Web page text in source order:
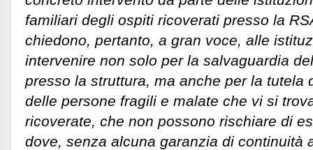
familiari degli ospiti ricoverati presso la
chiedono, pertanto, a gran voce, alle
intervenire non solo per la salvaguardia
presso la struttura, ma anche per la tutela
delle persone fragili e malate che vi si
ricoverate, che non possono rischiare di
dove, senza alcuna garanzia di continuità